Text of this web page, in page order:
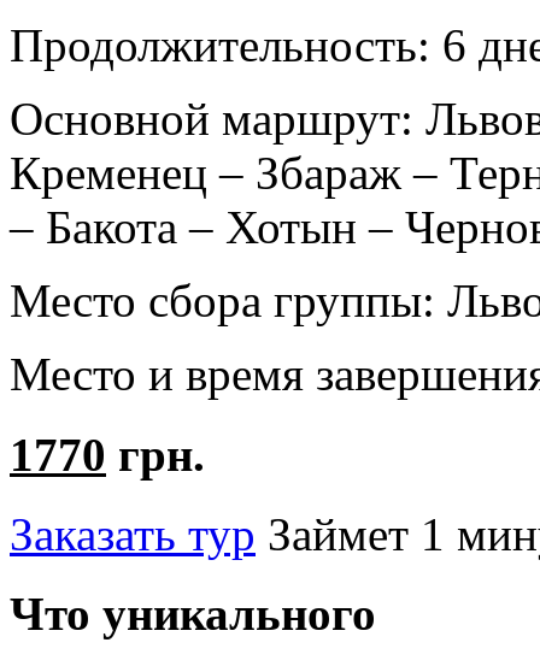
Продолжительность: 6
Основной маршрут:
Кременец – Збараж –
– Бакота – Хотын –
Место сбора группы:
Место и время
1770 грн.
Заказать тур Займет 1
Что уникального